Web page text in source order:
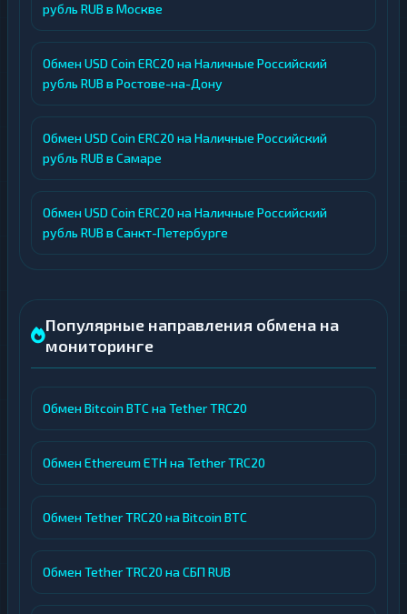
рубль RUB в Москве
Обмен USD Coin ERC20 на Наличные Российский
рубль RUB в Ростове-на-Дону
Обмен USD Coin ERC20 на Наличные Российский
рубль RUB в Самаре
Обмен USD Coin ERC20 на Наличные Российский
рубль RUB в Санкт-Петербурге
Популярные направления обмена на
мониторинге
Обмен Bitcoin BTC на Tether TRC20
Обмен Ethereum ETH на Tether TRC20
Обмен Tether TRC20 на Bitcoin BTC
Обмен Tether TRC20 на СБП RUB